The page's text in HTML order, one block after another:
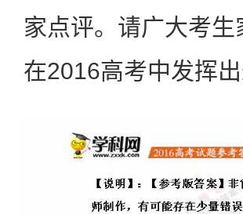
家点评。请广大考
在2016高考中发挥